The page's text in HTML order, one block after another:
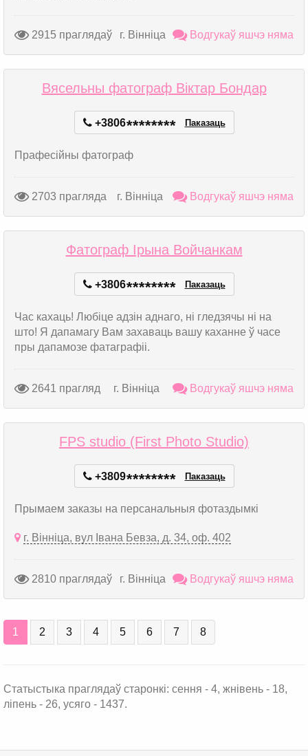
2915 праглядаў г. Вінніца Водгукаў яшчэ няма
Вясельны фатограф Віктар Бондар
+3806******** Паказаць
Прафесійны фатограф
2703 прагляда г. Вінніца Водгукаў яшчэ няма
Фатограф Ірына Войчанкам
+3806******** Паказаць
Час кахаць! Любіце адзін аднаго, ні гледзячы ні на
што! Я дапамагу Вам захаваць вашу каханне ў часе
пры дапамозе фатаграфіі.
2641 прагляд г. Вінніца Водгукаў яшчэ няма
FPS studio (First Photo Studio)
+3809******** Паказаць
Прымаем заказы на персанальныя фотаздымкі
г. Вінніца, вул Івана Бевза, д. 34, оф. 402
2810 праглядаў г. Вінніца Водгукаў яшчэ няма
1 2 3 4 5 6 7 8
Статыстыка праглядаў старонкі: сення - 4, жнівень - 18,
ліпень - 26, усяго - 1437.